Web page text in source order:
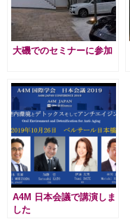
大磯でのセミナーに参加
A4M 日本会議で講演しま
した